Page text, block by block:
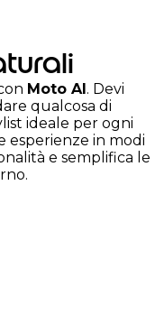
Moto AI . Devi
qualcosa di
ideale per ogni
esperienze in modi
e semplifica le